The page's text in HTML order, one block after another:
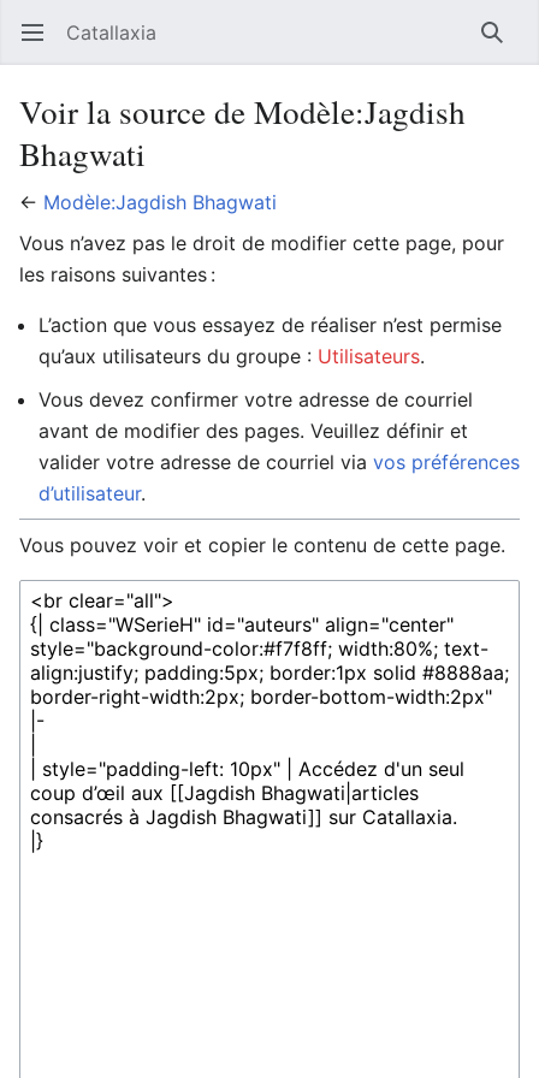
Ouvrir le menu principal Catallaxia
Voir la source de Modèle:Jagdish
Bhagwati
← Modèle:Jagdish Bhagwati
Vous n’avez pas le droit de modifier cette page, pour
les raisons suivantes :
L’action que vous essayez de réaliser n’est permise
qu’aux utilisateurs du groupe : Utilisateurs.
Vous devez confirmer votre adresse de courriel
avant de modifier des pages. Veuillez définir et
valider votre adresse de courriel via vos préférences
d’utilisateur.
Vous pouvez voir et copier le contenu de cette page.